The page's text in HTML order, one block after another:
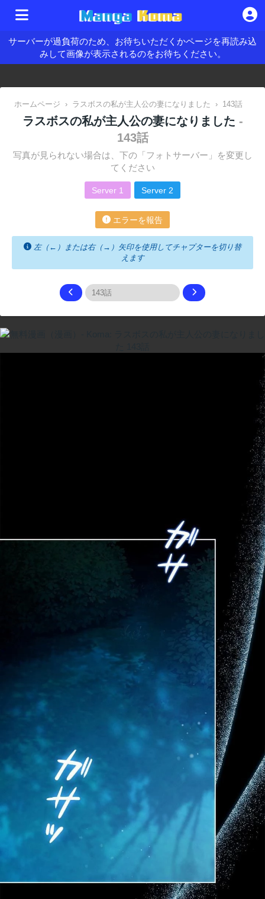
サーバーが過負荷のため、お待ちいただくかページを再読み込
みして画像が表示されるのをお待ちください。
ホームページ › ラスボスの私が主人公の妻になりました › 143話
ラスボスの私が主人公の妻になりました -
143話
写真が見られない場合は、下の「フォトサーバー」を変更し
てください
Server 1 Server 2
エラーを報告
左（←）または右（→）矢印を使用してチャプターを切り替
えます